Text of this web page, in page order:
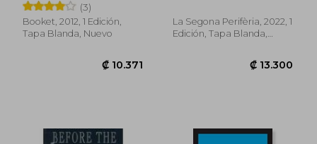
(3)
Booket, 2012, 1 Edición,
Tapa Blanda, Nuevo
La Segona Perifèria, 2022, 1
Edición, Tapa Blanda,